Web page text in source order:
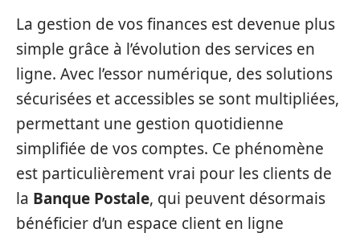
La gestion de vos finances est devenue plus
simple grâce à l’évolution des services en
ligne. Avec l’essor numérique, des solutions
sécurisées et accessibles se sont multipliées,
permettant une gestion quotidienne
simplifiée de vos comptes. Ce phénomène
est particulièrement vrai pour les clients de
la Banque Postale, qui peuvent désormais
bénéficier d’un espace client en ligne